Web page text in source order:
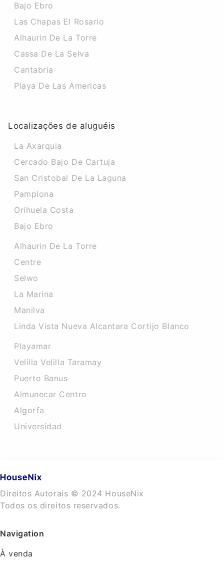
Bajo Ebro
Las Chapas El Rosario
Alhaurin De La Torre
Cassa De La Selva
Cantabria
Playa De Las Americas
Localizações de aluguéis
La Axarquia
Cercado Bajo De Cartuja
San Cristobal De La Laguna
Pamplona
Orihuela Costa
Bajo Ebro
Alhaurin De La Torre
Centre
Selwo
La Marina
Manilva
Linda Vista Nueva Alcantara Cortijo Blanco
Playamar
Velilla Velilla Taramay
Puerto Banus
Almunecar Centro
Algorfa
Universidad
Direitos Autorais © 2024 HouseNix
Todos os direitos reservados.
Navigation
À venda